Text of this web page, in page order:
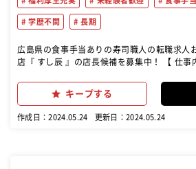
学歴不問 長期
広島県の食事手当ありの寿司職人の転職求人おすす
店『 すし辰 』の店長候補を募集中！ 【 仕事内容 】 ホールスタッフ
キッチンスタッフ（調理） ・ 調理/調理補助
洗い場 など 最初は簡単な清掃やメニューを覚えるなどの基本的な業務
をお任せ！ 慣れてきたらこんなお仕事を お任せします▼ 運営業務
キープする
作成日：2024.05.24 更新日：2024.05.24